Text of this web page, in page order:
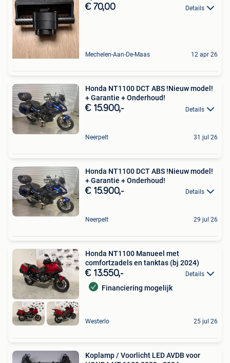
€ 70,00 Details
Mechelen-Aan-De-Maas 12 apr 26
Honda NT1100 DCT ABS !Nieuw model!
+ Garantie + Onderhoud!
€ 15.900,- Details
Neerpelt 31 jul 26
Honda NT1100 DCT ABS !Nieuw model!
+ Garantie + Onderhoud!
€ 15.900,- Details
Neerpelt 29 jul 26
Honda NT1100 Manueel met
comfortzadels en tanktas (bj 2024)
€ 13.550,- Details
Financiering mogelijk
Westerlo 25 jul 26
Koplamp / Voorlicht LED AVDB voor